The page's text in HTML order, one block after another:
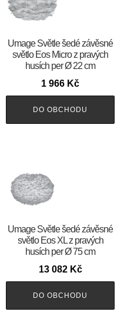
Umage Světle šedé závěsné
světlo Eos Micro z pravých
husích per Ø 22 cm
1 966 Kč
DO OBCHODU
Umage Světle šedé závěsné
světlo Eos XL z pravých
husích per Ø 75 cm
13 082 Kč
DO OBCHODU